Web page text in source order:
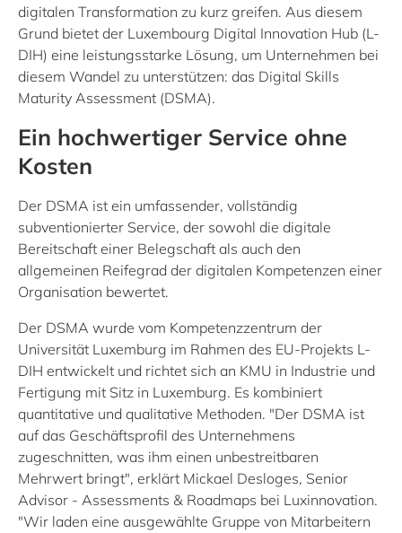
digitalen Transformation zu kurz greifen. Aus diesem
Grund bietet der Luxembourg Digital Innovation Hub (L-
DIH) eine leistungsstarke Lösung, um Unternehmen bei
diesem Wandel zu unterstützen: das Digital Skills
Maturity Assessment (DSMA).
Ein hochwertiger Service ohne
Kosten
Der DSMA ist ein umfassender, vollständig
subventionierter Service, der sowohl die digitale
Bereitschaft einer Belegschaft als auch den
allgemeinen Reifegrad der digitalen Kompetenzen einer
Organisation bewertet.
Der DSMA wurde vom Kompetenzzentrum der
Universität Luxemburg im Rahmen des EU-Projekts L-
DIH entwickelt und richtet sich an KMU in Industrie und
Fertigung mit Sitz in Luxemburg. Es kombiniert
quantitative und qualitative Methoden. "Der DSMA ist
auf das Geschäftsprofil des Unternehmens
zugeschnitten, was ihm einen unbestreitbaren
Mehrwert bringt", erklärt Mickael Desloges, Senior
Advisor - Assessments & Roadmaps bei Luxinnovation.
"Wir laden eine ausgewählte Gruppe von Mitarbeitern